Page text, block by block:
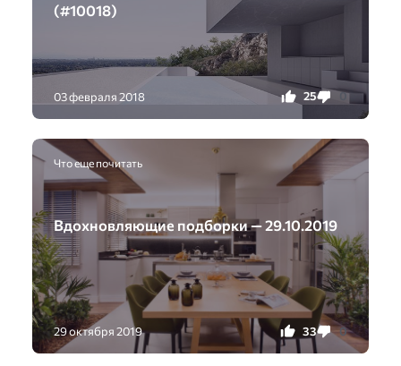
(#10018)
03 февраля 2018 25 0
Что еще почитать
Вдохновляющие подборки — 29.10.2019
29 октября 2019 33 0